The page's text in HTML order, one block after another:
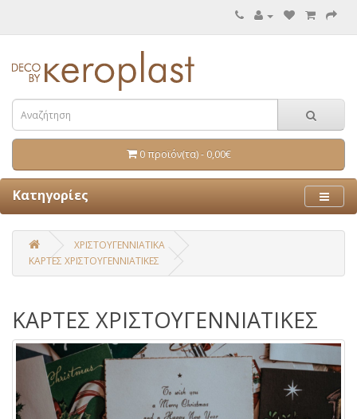
0 προϊόν(τα) - 0,00€
Κατηγορίες
ΧΡΙΣΤΟΥΓΕΝΝΙΑΤΙΚΑ
ΚΑΡΤΕΣ ΧΡΙΣΤΟΥΓΕΝΝΙΑΤΙΚΕΣ
ΚΑΡΤΕΣ ΧΡΙΣΤΟΥΓΕΝΝΙΑΤΙΚΕΣ